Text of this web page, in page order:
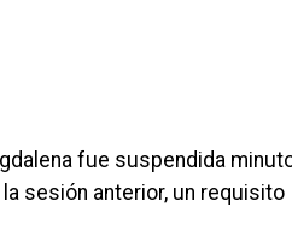
fue suspendida
sesión anterior, un requisito